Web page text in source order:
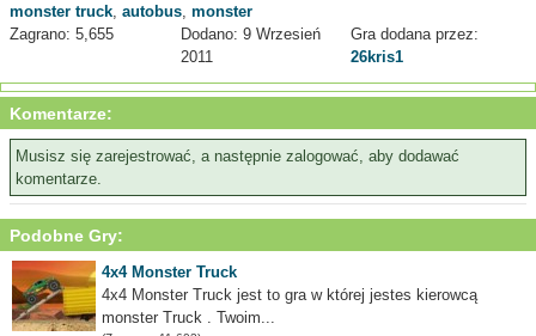
monster truck, autobus, monster
Zagrano: 5,655
Dodano: 9 Wrzesień
2011
Gra dodana przez:
26kris1
Komentarze:
Musisz się zarejestrować, a następnie zalogować, aby dodawać
komentarze.
Podobne Gry:
4x4 Monster Truck
4x4 Monster Truck jest to gra w której jestes kierowcą
monster Truck . Twoim...